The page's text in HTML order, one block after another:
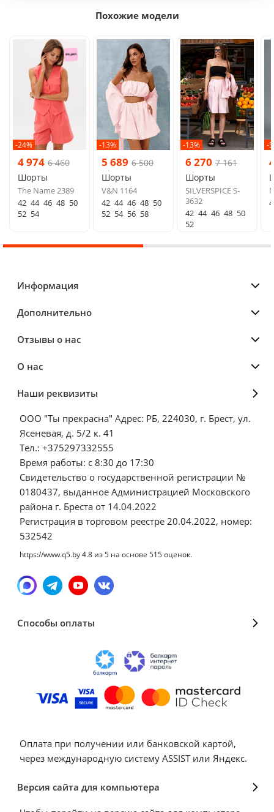
Похожие модели
-24%
4 974 6 460
Шорты
The Name 2389
42 44 46 48 50
52 54
-13%
5 689 6 500
Шорты
V&N 1164
42 44 46 48 50
52 54 56 58
-13%
6 270 7 161
Шорты
SILVERSPICE S-
3632
42 44 46 48 50
52
-
Информация
Дополнительно
Отзывы о нас
О нас
Наши реквизиты
ООО "Ты прекрасна" Адрес: РБ, 224030, г. Брест, ул.
Ясеневая, д. 5/2 к. 41
Тел.: +375297332555
Время работы: с 8:30 до 17:30
Свидетельство о государственной регистрации №
0180437, выданное Администрацией Московского
района г. Бреста от 14.04.2022
Регистрация в торговом реестре 20.04.2022, номер:
532542
https://www.q5.by4.8 из5 на основе 515оценок.
Способы оплаты
Оплата при получении или банковской картой,
через международную систему ASSIST или Яндекс.
Версия сайта для компьютера